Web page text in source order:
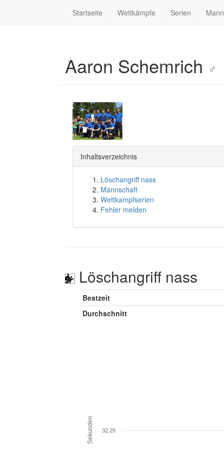
Startseite Wettkämpfe Serien
Aaron Schemrich ♂
Inhaltsverzeichnis
Löschangriff nass
Mannschaft
Wettkampfserien
Fehler melden
Löschangriff nass
Bestzeit
Durchschnitt
Sekunden 32.25